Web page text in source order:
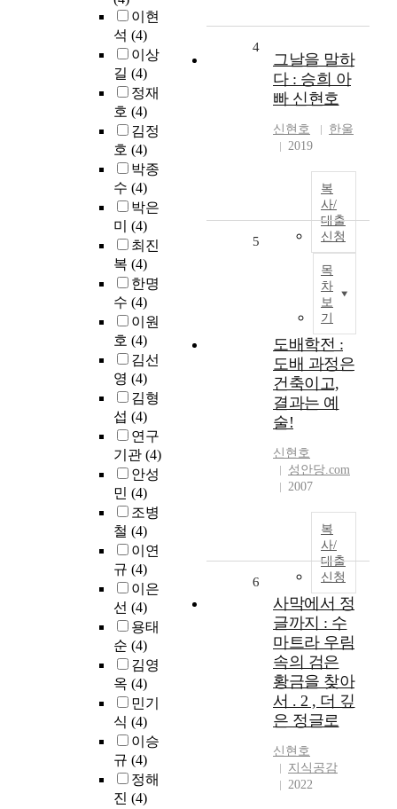
이현
석 (4)
이상
길 (4)
정재
호 (4)
김정
호 (4)
박종
수 (4)
박은
미 (4)
최진
복 (4)
한명
수 (4)
이원
호 (4)
김선
영 (4)
김형
섭 (4)
연구
기관 (4)
안성
민 (4)
조병
철 (4)
이연
규 (4)
이은
선 (4)
용태
순 (4)
김영
옥 (4)
민기
식 (4)
이승
규 (4)
정해
진 (4)
4
그날을 말하
다 : 승희 아
빠 신현호
신현호
한울
2019
복
사/
대출
신청
목
차
보
기
5
도배학전 :
도배 과정은
건축이고,
결과는 예
술!
신현호
성안당.com
2007
복
사/
대출
신청
6
사막에서 정
글까지 : 수
마트라 우림
속의 검은
황금을 찾아
서 . 2 , 더 깊
은 정글로
신현호
지식공감
2022